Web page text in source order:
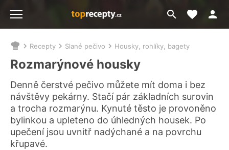
Přejít
na
Moje
Nacházíte
se
zde:
Recepty Slané pečivo Housky, rohlíky, bagety
Rozmarýnové housky
Denně čerstvé pečivo můžete mít doma i bez
návštěvy pekárny. Stačí pár základních surovin
a trocha rozmarýnu. Kynuté těsto je provoněno
bylinkou a upleteno do úhledných housek. Po
upečení jsou uvnitř nadýchané a na povrchu
křupavé.